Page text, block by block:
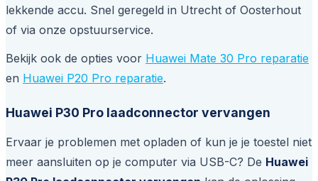
lekkende accu. Snel geregeld in Utrecht of Oosterhout
of via onze opstuurservice.
Bekijk ook de opties voor Huawei Mate 30 Pro reparatie
en Huawei P20 Pro reparatie.
Huawei P30 Pro laadconnector vervangen
Ervaar je problemen met opladen of kun je je toestel niet
meer aansluiten op je computer via USB-C? De Huawei